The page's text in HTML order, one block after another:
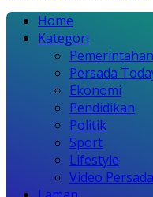
Home
Kategori
Pemerintahan
Persada
Ekonomi
Pendidikan
Politik
Sport
Lifestyle
Video Persada